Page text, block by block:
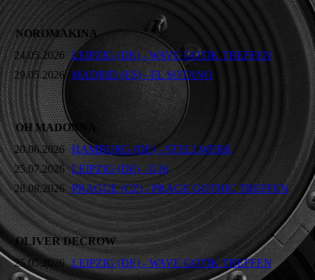
NOROMAKINA
24.05.2026 LEIPZIG (DE) - WAVE GOTIK TREFFEN
29.05.2026 MADRID (ES) - EL SOTANO
OH MADONNA
20.06.2026 HAMBURG (DE) - STELLWERK
25.07.2026 LEIPZIG (DE) - G16
28.08.2026 PRAGUE (CZ) - PRAGE GOTHIC TREFFEN
OLIVER DECROW
25.05.2026 LEIPZIG (DE) - WAVE GOTIK TREFFEN